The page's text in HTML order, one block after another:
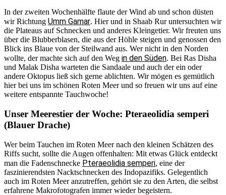
In der zweiten Wochenhälfte flaute der Wind ab und schon düsten
wir Richtung Umm Gamar. Hier und in Shaab Rur untersuchten wir
die Plateaus auf Schnecken und anderes Kleingetier. Wir freuten uns
über die Blubberblasen, die aus der Höhle steigen und genossen den
Blick ins Blaue von der Steilwand aus. Wer nicht in den Norden
wollte, der machte sich auf den Weg in den Süden. Bei Ras Disha
und Malak Disha warteten die Sandaale und auch der ein oder
andere Oktopus ließ sich gerne ablichten. Wir mögen es gemütlich
hier bei uns im schönen Roten Meer und so freuen wir uns auf eine
weitere entspannte Tauchwoche!
Unser Meerestier der Woche: Pteraeolidia semperi
(Blauer Drache)
Wer beim Tauchen im Roten Meer nach den kleinen Schätzen des
Riffs sucht, sollte die Augen offenhalten: Mit etwas Glück entdeckt
man die Fadenschnecke Pteraeolidia semperi, eine der
faszinierendsten Nacktschnecken des Indopazifiks. Gelegentlich
auch im Roten Meer anzutreffen, gehört sie zu den Arten, die selbst
erfahrene Makrofotografen immer wieder begeistern.